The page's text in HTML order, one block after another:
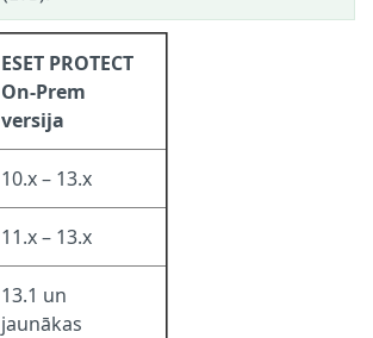
ESET PROTECT
On-Prem
versija
10.x – 13.x
11.x – 13.x
13.1 un
jaunākas